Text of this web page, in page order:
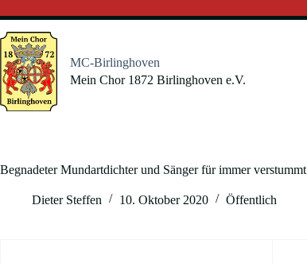
Inhalt
springen
MC-Birlinghoven
Mein Chor 1872 Birlinghoven e.V.
Begnadeter Mundartdichter und Sänger für immer verstummt
Dieter Steffen 10. Oktober 2020 Öffentlich